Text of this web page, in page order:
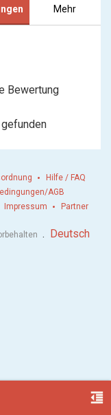
Mehr
Bewertung
format_indent_decrease
Hilfe / FAQ
AGB
Impressum Partner
. Deutsch